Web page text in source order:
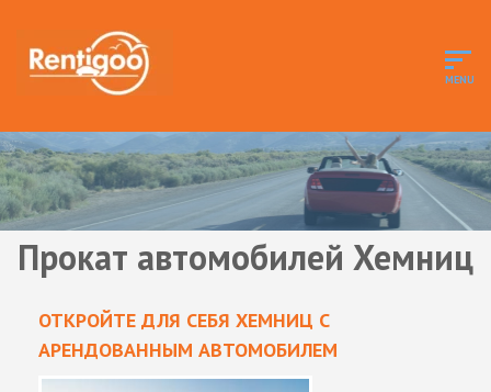
Прокат автомобилей Хемниц
ОТКРОЙТЕ ДЛЯ СЕБЯ ХЕМНИЦ С
АРЕНДОВАННЫМ АВТОМОБИЛЕМ